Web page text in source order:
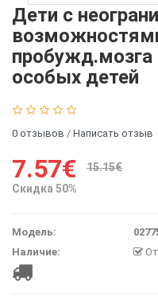
Дети с
особых детей
0 отзывов / Написать отзыв
7.57€
15.15€
Скидка 50%
Модель:
Наличие: